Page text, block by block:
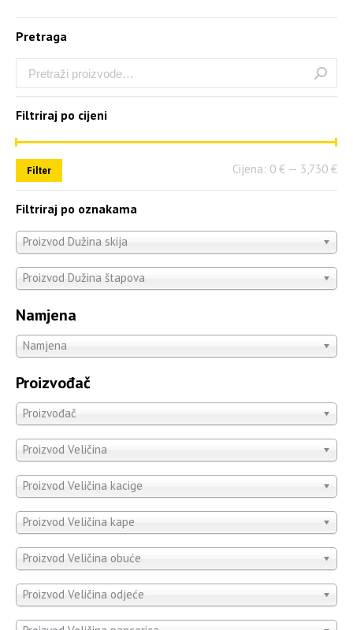
Pretraga
Filtriraj po cijeni
Filter Cijena: 0 € — 3,730 €
Filtriraj po oznakama
Proizvod Dužina skija
Proizvod Dužina štapova
Namjena
Namjena
Proizvođač
Proizvođač
Proizvod Veličina
Proizvod Veličina kacige
Proizvod Veličina kape
Proizvod Veličina obuće
Proizvod Veličina odjeće